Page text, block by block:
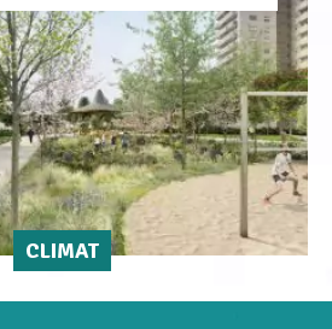
CLIMAT